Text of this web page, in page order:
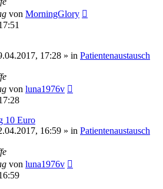
von MorningGlory
17:28 » in Patientenaustausch
von luna1976v
10 Euro
16:59 » in Patientenaustausch
von luna1976v